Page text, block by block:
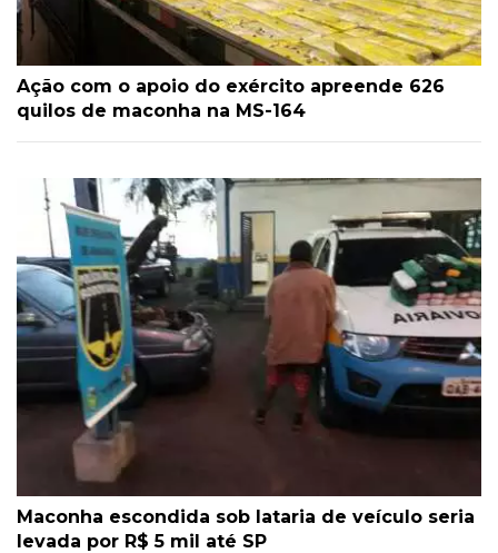
Ação com o apoio do exército apreende 626
quilos de maconha na MS-164
Maconha escondida sob lataria de veículo seria
levada por R$ 5 mil até SP